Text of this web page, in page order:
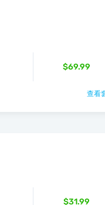
$69.99
查看
$31.99